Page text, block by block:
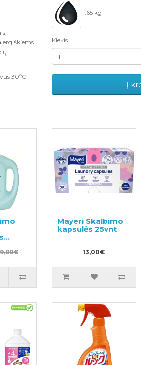
30ºC
1.65 kg
Kiekis
Į
su
kvapu
Mayeri Skalbimo
kapsulės 25vnt
13,00€